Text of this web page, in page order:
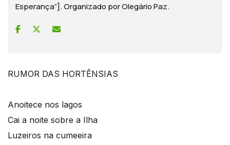
Esperança”]. Organizado por Olegário Paz.
RUMOR DAS HORTÊNSIAS
Anoitece nos lagos
Cai a noite sobre a Ilha
Luzeiros na cumeeira